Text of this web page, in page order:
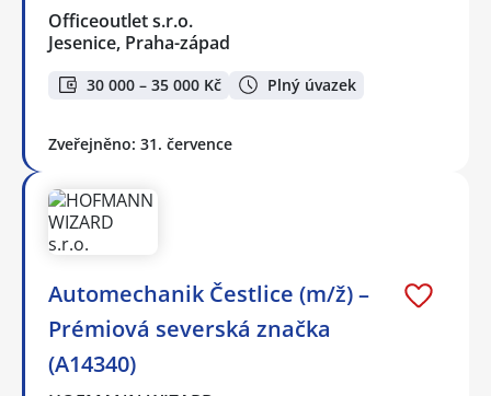
Officeoutlet s.r.o.
Jesenice, Praha-západ
30 000 – 35 000 Kč Plný úvazek
Zveřejněno: 31. července
Automechanik Čestlice (m/ž) –
Prémiová severská značka
(A14340)